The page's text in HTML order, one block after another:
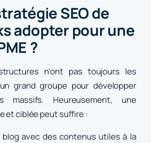
SEO de
adopter pour une
?
n’ont pas toujours les
grand groupe pour développer
massifs. Heureusement, une
et ciblée peut suffire :
blog avec des contenus utiles à la